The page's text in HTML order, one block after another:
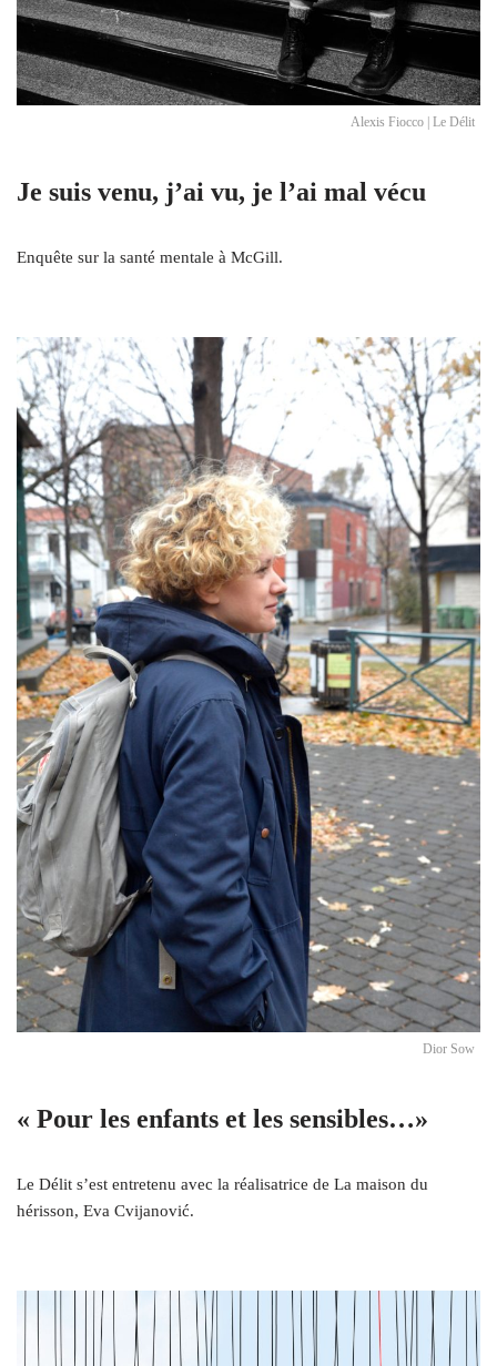
Alexis Fiocco | Le Délit
Je suis venu, j’ai vu, je l’ai mal vécu
Enquête sur la santé mentale à McGill.
Dior Sow
« Pour les enfants et les sensibles…»
Le Délit s’est entretenu avec la réalisatrice de La maison du
hérisson, Eva Cvijanović.